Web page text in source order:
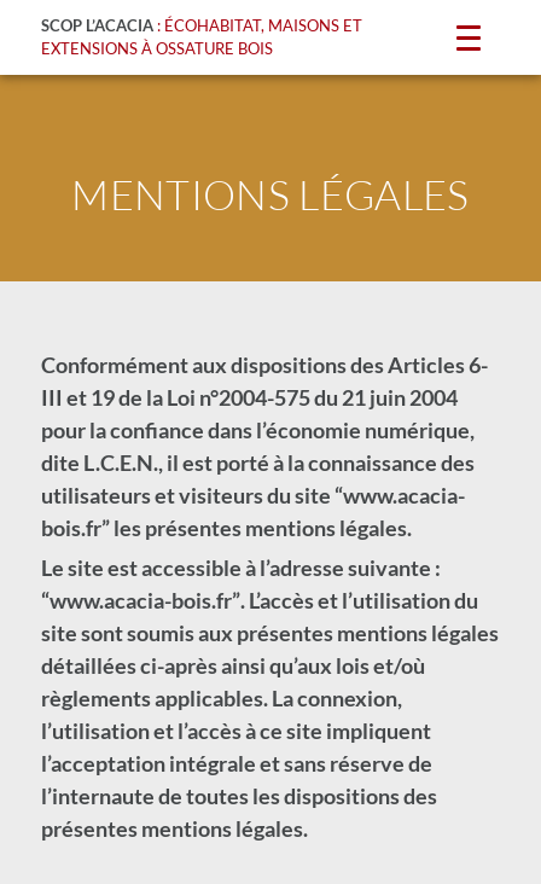
SCOP L’ACACIA: ÉCOHABITAT, MAISONS ET
EXTENSIONS À OSSATURE BOIS
MENTIONS LÉGALES
Conformément aux dispositions des Articles 6-
III et 19 de la Loi n°2004-575 du 21 juin 2004
pour la confiance dans l’économie numérique,
dite L.C.E.N., il est porté à la connaissance des
utilisateurs et visiteurs du site “www.acacia-
bois.fr” les présentes mentions légales.
Le site est accessible à l’adresse suivante :
“www.acacia-bois.fr”. L’accès et l’utilisation du
site sont soumis aux présentes mentions légales
détaillées ci-après ainsi qu’aux lois et/où
règlements applicables. La connexion,
l’utilisation et l’accès à ce site impliquent
l’acceptation intégrale et sans réserve de
l’internaute de toutes les dispositions des
présentes mentions légales.